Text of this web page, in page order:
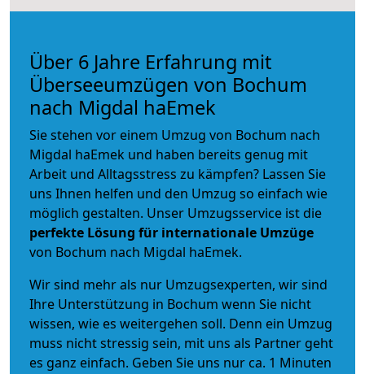
Über 6 Jahre Erfahrung mit
Überseeumzügen von Bochum
nach Migdal haEmek
Sie stehen vor einem Umzug von Bochum nach
Migdal haEmek und haben bereits genug mit
Arbeit und Alltagsstress zu kämpfen? Lassen Sie
uns Ihnen helfen und den Umzug so einfach wie
möglich gestalten. Unser Umzugsservice ist die
perfekte Lösung für internationale Umzüge
von Bochum nach Migdal haEmek.
Wir sind mehr als nur Umzugsexperten, wir sind
Ihre Unterstützung in Bochum wenn Sie nicht
wissen, wie es weitergehen soll. Denn ein Umzug
muss nicht stressig sein, mit uns als Partner geht
es ganz einfach. Geben Sie uns nur ca. 1 Minuten